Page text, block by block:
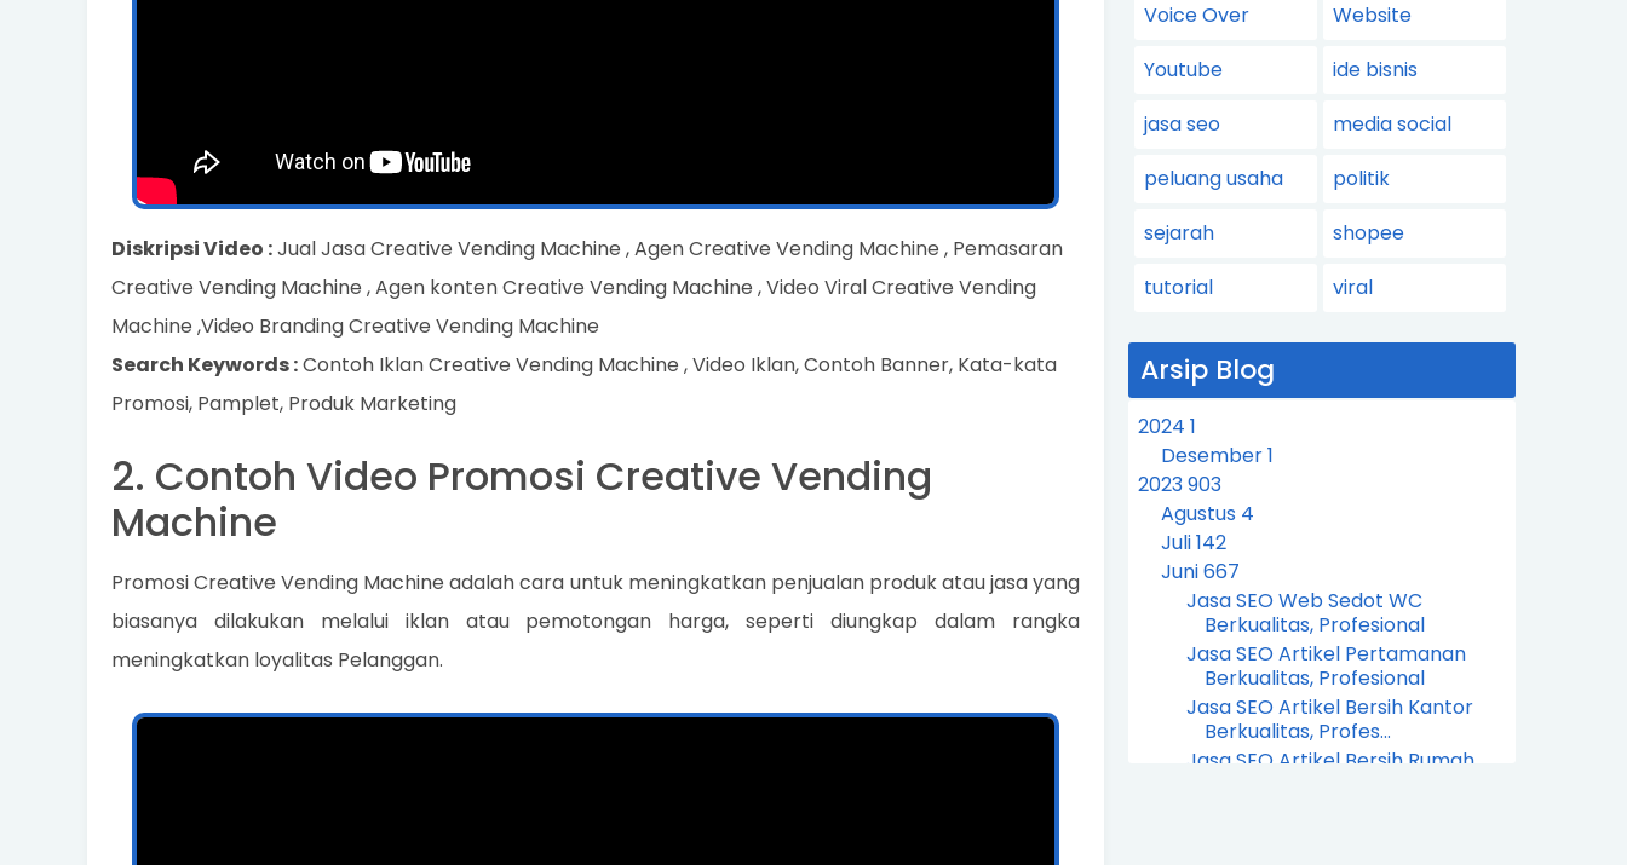
Diskripsi Video :Jual Jasa Creative Vending Machine , Agen Creative Vending Machine , Pemasaran
Creative Vending Machine , Agen konten Creative Vending Machine , Video Viral Creative Vending
Machine ,Video Branding Creative Vending Machine
Search Keywords :Contoh Iklan Creative Vending Machine , Video Iklan, Contoh Banner, Kata-kata
Promosi, Pamplet, Produk Marketing
2. Contoh Video Promosi Creative Vending
Machine
Promosi Creative Vending Machine adalah cara untuk meningkatkan penjualan produk atau jasa yang
biasanya dilakukan melalui iklan atau pemotongan harga, seperti diungkap dalam rangka
meningkatkan loyalitas Pelanggan.
Voice Over
Website
Youtube
ide bisnis
jasa seo
media social
peluang usaha
politik
sejarah
shopee
tutorial
viral
Arsip Blog
2024 1
Desember1
2023903
Agustus 4
Juli142
Juni667
Jasa SEO Web Sedot WC
Berkualitas, Profesional
Jasa SEO Artikel Pertamanan
Berkualitas, Profesional
Jasa SEO Artikel Bersih Kantor
Berkualitas, Profes...
Jasa SEO Artikel Bersih Rumah